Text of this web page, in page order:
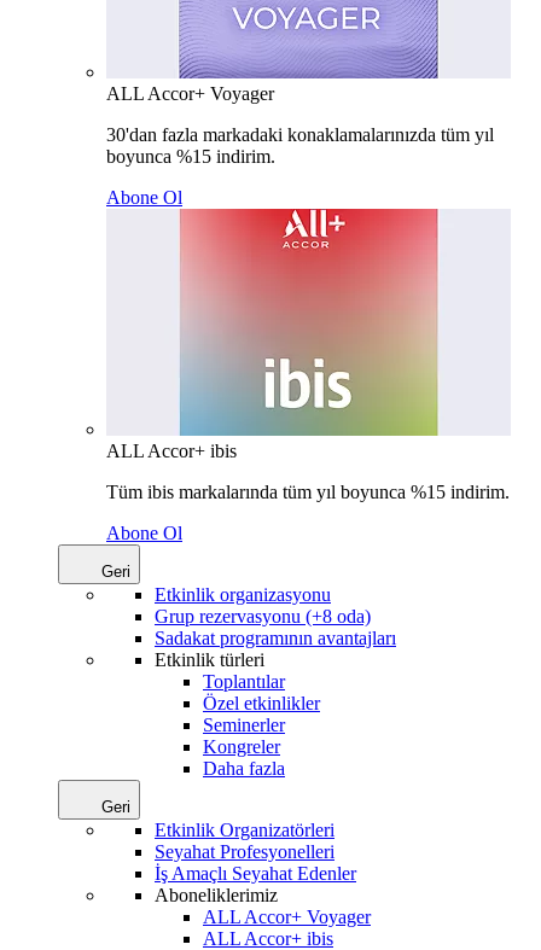
ALL Accor+ Voyager
30'dan fazla markadaki konaklamalarınızda tüm yıl
boyunca %15 indirim.
Abone Ol
ALL Accor+ ibis
Tüm ibis markalarında tüm yıl boyunca %15 indirim.
Abone Ol
Geri
Etkinlik organizasyonu
Grup rezervasyonu (+8 oda)
Sadakat programının avantajları
Etkinlik türleri
Toplantılar
Özel etkinlikler
Seminerler
Kongreler
Daha fazla
Geri
Etkinlik Organizatörleri
Seyahat Profesyonelleri
İş Amaçlı Seyahat Edenler
Aboneliklerimiz
ALL Accor+ Voyager
ALL Accor+ ibis